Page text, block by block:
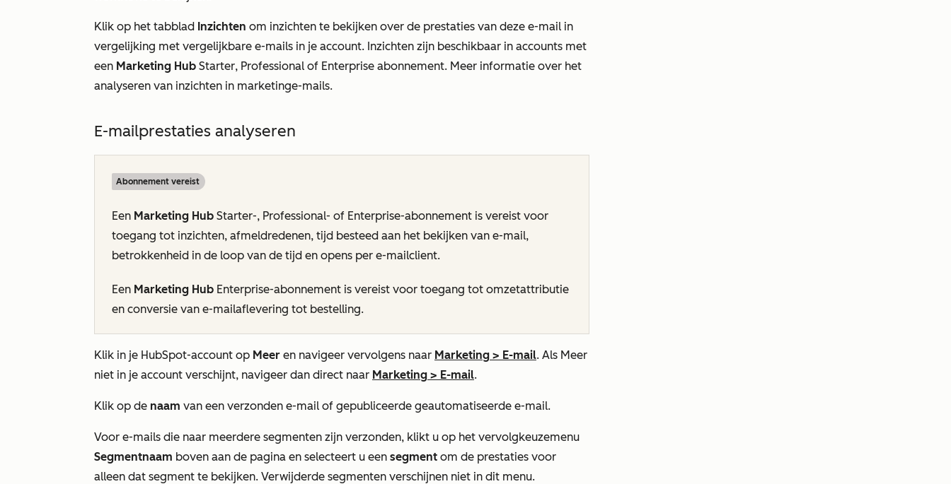
Klik op het tabblad Inzichten om inzichten te bekijken over de prestaties van deze e-mail in
vergelijking met vergelijkbare e-mails in je account. Inzichten zijn beschikbaar in accounts met
een Marketing Hub Starter, Professional of Enterprise abonnement. Meer informatie over het
analyseren van inzichten in marketinge-mails.
E-mailprestaties analyseren
Abonnement vereist
Een Marketing Hub Starter-, Professional- of Enterprise-abonnement is vereist voor
toegang tot inzichten, afmeldredenen, tijd besteed aan het bekijken van e-mail,
betrokkenheid in de loop van de tijd en opens per e-mailclient.
Een Marketing Hub Enterprise-abonnement is vereist voor toegang tot omzetattributie
en conversie van e-mailaflevering tot bestelling.
Klik in je HubSpot-account op Meer en navigeer vervolgens naar Marketing > E-mail. Als Meer
niet in je account verschijnt, navigeer dan direct naar Marketing > E-mail.
Klik op de naam van een verzonden e-mail of gepubliceerde geautomatiseerde e-mail.
Voor e-mails die naar meerdere segmenten zijn verzonden, klikt u op het vervolgkeuzemenu
Segmentnaam boven aan de pagina en selecteert u een segment om de prestaties voor
alleen dat segment te bekijken. Verwijderde segmenten verschijnen niet in dit menu.